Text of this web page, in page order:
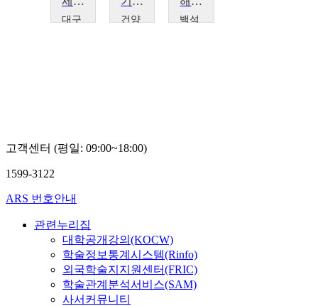
대구
건양
백석
고객센터 (평일: 09:00~18:00)
1599-3122
ARS 번호안내
관련누리집
대학공개강의(KOCW)
학술정보통계시스템(Rinfo)
외국학술지지원센터(FRIC)
학술관계분석서비스(SAM)
사서커뮤니티